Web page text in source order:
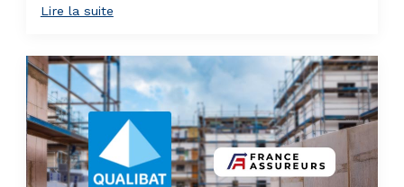
Lire la suite